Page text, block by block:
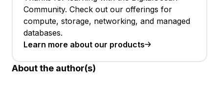
Community. Check out our offerings for
compute, storage, networking, and managed
databases.
Learn more about our products
About the author(s)